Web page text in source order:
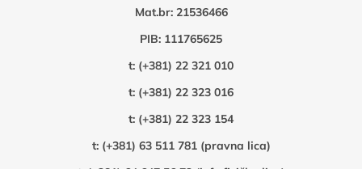
Mat.br: 21536466
PIB: 111765625
t: (+381) 22 321 010
t: (+381) 22 323 016
t: (+381) 22 323 154
t: (+381) 63 511 781 (pravna lica)